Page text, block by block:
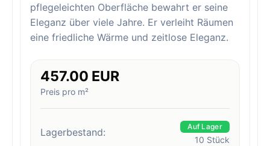
pflegeleichten Oberfläche bewahrt er seine
Eleganz über viele Jahre. Er verleiht Räumen
eine friedliche Wärme und zeitlose Eleganz.
457.00 EUR
Preis pro m²
Lagerbestand: Auf Lager
10 Stück